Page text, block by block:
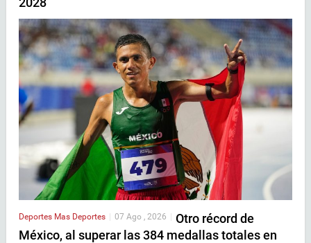
Deportes Mas Deportes 07 Ago , 2026
Otro récord de
México, al superar las 384 medallas totales en